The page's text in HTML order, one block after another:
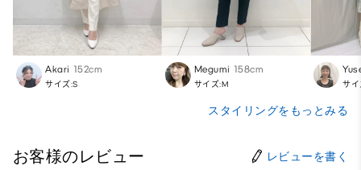
Akari 152cm
サイズ:S
Megumi 158cm
サイズ:M サ
スタイリングをもっとみる
お客様のレビュー レビューを書く